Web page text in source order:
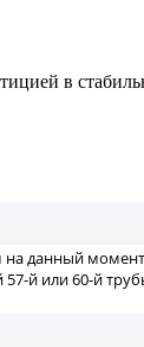
в
данный
й или 60-й